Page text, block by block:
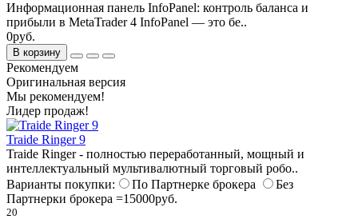
Информационная панель InfoPanel: контроль баланса и
прибыли в MetaTrader 4 InfoPanel — это бе..
0руб.
В корзину
Рекомендуем
Оригинальная версия
Мы рекомендуем!
Лидер продаж!
Traide Ringer 9
Traide Ringer - полностью переработанный, мощный и
интеллектуальный мультивалютный торговый робо..
Варианты покупки:
По Партнерке брокера
Без
Партнерки брокера =15000руб.
20